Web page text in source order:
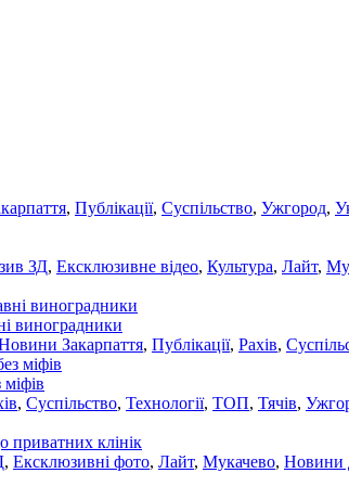
, Публікації, Суспільство, Ужгород,
ЗД, Ексклюзивне відео, Культура, Лайт,
виноградники
Закарпаття, Публікації, Рахів,
, Суспільство, Технології, ТОП, Тячів,
приватних клінік
, Ексклюзивні фото, Лайт, Мукачево, Новини